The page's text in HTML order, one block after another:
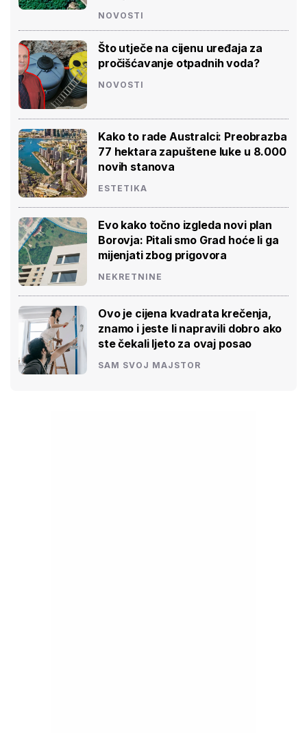
NOVOSTI
Što utječe na cijenu uređaja za
pročišćavanje otpadnih voda?
NOVOSTI
Kako to rade Australci: Preobrazba
77 hektara zapuštene luke u 8.000
novih stanova
ESTETIKA
Evo kako točno izgleda novi plan
Borovja: Pitali smo Grad hoće li ga
mijenjati zbog prigovora
NEKRETNINE
Ovo je cijena kvadrata krečenja,
znamo i jeste li napravili dobro ako
ste čekali ljeto za ovaj posao
SAM SVOJ MAJSTOR